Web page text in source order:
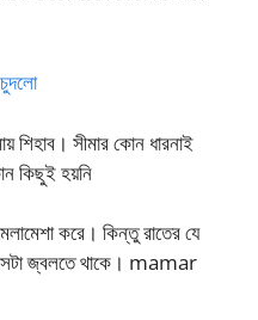
শিহাব। সীমার কোন ধারনাই
কিছুই হয়নি
করে। কিন্তু রাতের যে
জ্বলতে থাকে। mamar